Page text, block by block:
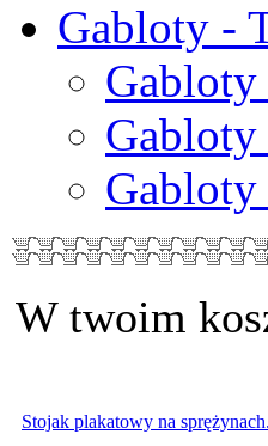
Gabloty -
Gabloty
Gabloty
W twoim
Stojak plakatowy na